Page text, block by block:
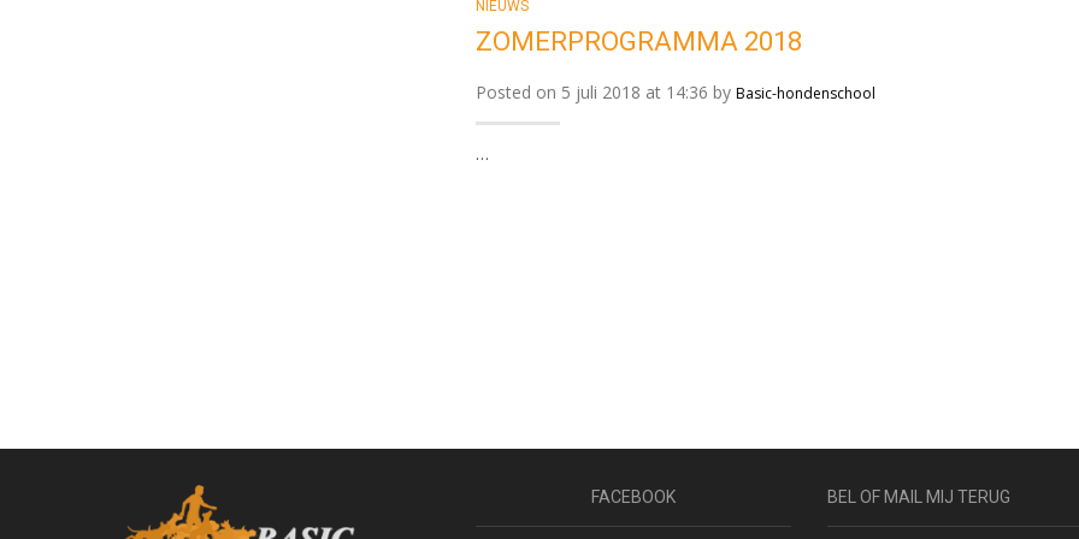
NIEUWS
ZOMERPROGRAMMA 2018
Posted on 5 juli 2018 at 14:36 by Basic-hondenschool
…
FACEBOOK BEL OF MAIL MIJ TERUG